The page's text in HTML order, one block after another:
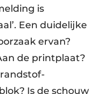
is
Een duidelijke
ervan?
de printplaat?
Is de schouw